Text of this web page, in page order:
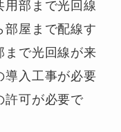
用部まで光回線
部屋まで配線す
まで光回線が来
導入工事が必要
許可が必要で